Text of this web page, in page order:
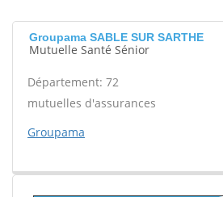
Groupama SABLE SUR SARTHE
Mutuelle Santé Sénior
Département: 72
mutuelles d'assurances
Groupama